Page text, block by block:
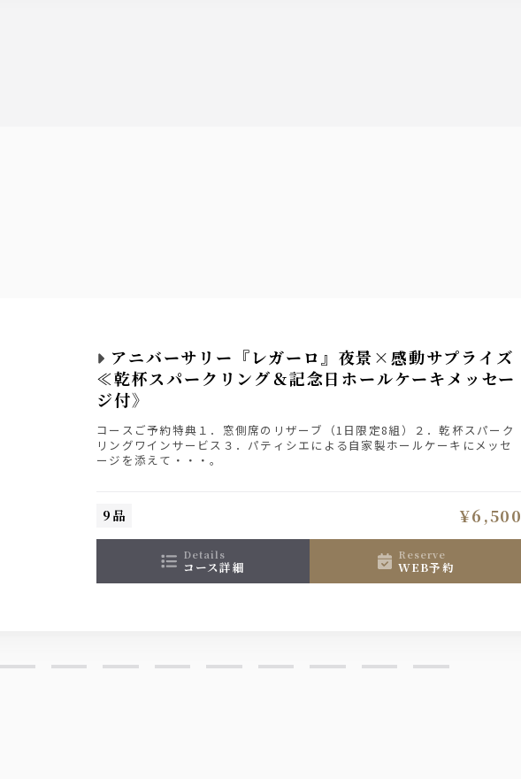
アニバーサリー『レガーロ』夜景×感動サプライズ
≪乾杯スパークリング＆記念日ホールケーキメッセー
ジ付》
コースご予約特典１．窓側席のリザーブ（1日限定8組）２．乾杯スパーク
リングワインサービス３．パティシエによる自家製ホールケーキにメッセ
ージを添えて・・・。
9品 ¥6,500
details
コース詳細
reserve
WEB予約